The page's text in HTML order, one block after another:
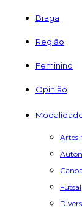
Braga
Região
Feminino
Opinião
Artes
Futsal